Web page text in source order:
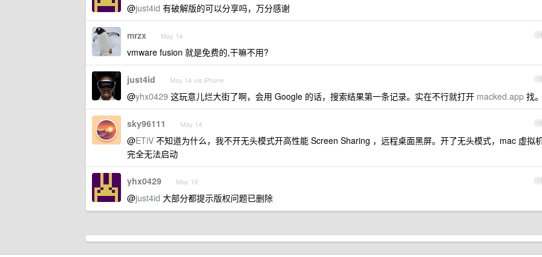
@just4id 有破解版的可以分享吗，万分感谢
14
mrzx May 14
vmware fusion 就是免费的,干嘛不用?
15
just4id May 14 via iPhone
@yhx0429 这玩意儿烂大街了啊，会用 Google 的话，搜索结果第一条记录。实在不行就打开 macked.app 找。
16
sky96111 May 14
@ETiV 不知道为什么，我不开无头模式开高性能 Screen Sharing ，远程桌面黑屏。开了无头模式，mac 虚拟
完全无法启动
17
yhx0429 May 19
@just4id 大部分都提示版权问题已删除